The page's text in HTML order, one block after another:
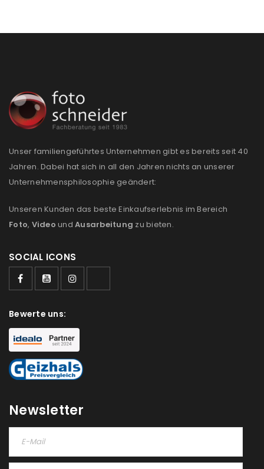
Benutzername oder E-Mail-Adresse*
Angemeldet bleiben
ANMELDEN
E-Mail-Adresse
deine E-Mail-Adresse gesendet.
NEWSLETTER ABONNIEREN
us
Ja, ich möchte ein Kundenkonto eröffnen und
Unser familiengeführtes Unternehmen gibt es bereits seit 40
Jahren. Dabei hat sich in all den Jahren nichts an unserer
Unternehmensphilosophie geändert:
Unseren Kunden das beste Einkaufserlebnis im Bereich
Foto, Video und Ausarbeitung zu bieten.
SOCIAL ICONS
Bewerte uns:
Newsletter